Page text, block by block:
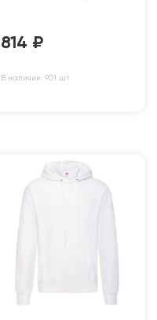
814 ₽
В наличии: 901 шт